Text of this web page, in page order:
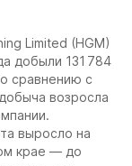
Limited (HGM)
добыли 131 784
сравнению с
возросла
выросло на
крае — до